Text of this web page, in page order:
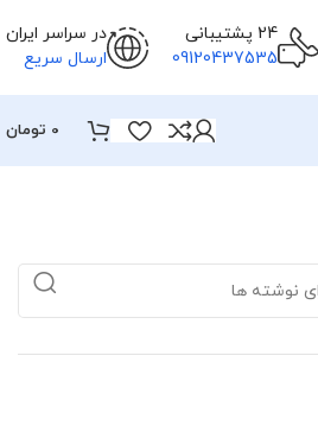
24 پشتیبانی
09120437535
در سراسر ایران
ارسال سریع
0 تومان